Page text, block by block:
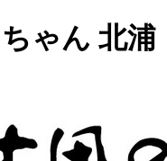
ゃん 北浦